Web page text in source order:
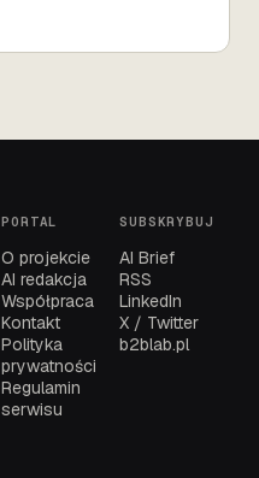
PORTAL
O projekcie
AI redakcja
Współpraca
Kontakt
Polityka
prywatności
Regulamin
serwisu
SUBSKRYBUJ
AI Brief
RSS
LinkedIn
X / Twitter
b2blab.pl